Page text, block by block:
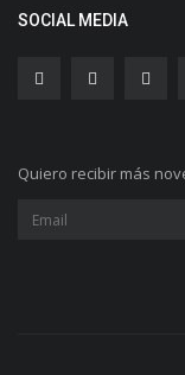
SOCIAL MEDIA
Quiero recibir más